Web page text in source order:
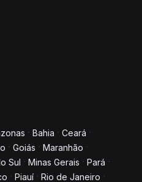
para
Bahia
Ceará
Goiás
Maranhão
Sul Minas Gerais
Pará
Piauí Rio de Janeiro